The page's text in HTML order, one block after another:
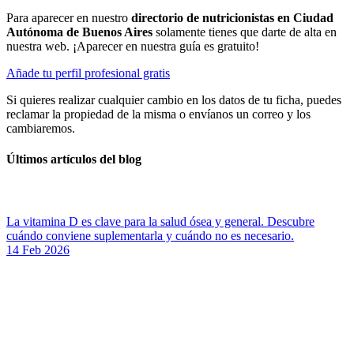
Para aparecer en nuestro directorio de nutricionistas en Ciudad
Autónoma de Buenos Aires solamente tienes que darte de alta en
nuestra web. ¡Aparecer en nuestra guía es gratuito!
Añade tu perfil profesional gratis
Si quieres realizar cualquier cambio en los datos de tu ficha, puedes
reclamar la propiedad de la misma o envíanos un correo y los
cambiaremos.
Últimos artículos del blog
La vitamina D es clave para la salud ósea y general. Descubre
cuándo conviene suplementarla y cuándo no es necesario.
14 Feb 2026